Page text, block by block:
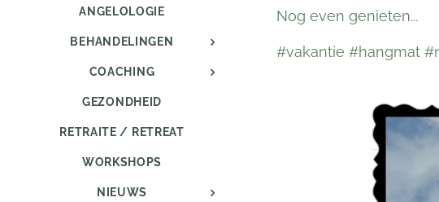
ANGELOLOGIE
BEHANDELINGEN
COACHING
GEZONDHEID
RETRAITE / RETREAT
WORKSHOPS
NIEUWS
Nog even genieten...
#vakantie #hangmat